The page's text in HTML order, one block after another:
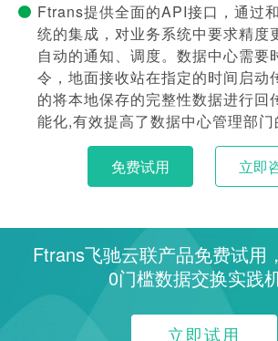
Ftrans提供全面的API接口，通过
统的集成，对业务系统中要求精度
自动的通知、调度。数据中心需要
令，地面接收站在指定的时间启动
的将本地保存的完整性数据进行回
能化,有效提高了数据中心管理部门
免费试用 立即
Ftrans飞驰云联产品免费试用
0门槛数据交换实践
立即试用